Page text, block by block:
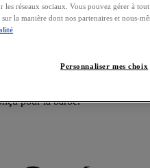
que ses cheveux?
se teindre la barbe de la
couleur que sa
spécialement conçu à cet
pour la barbe.
les réseaux sociaux. Vous pouvez gérer à
la manière dont nos partenaires et nous-
Personnaliser mes choix